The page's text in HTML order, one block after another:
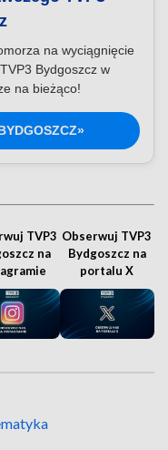
na wyciągnięcie
Bydgoszcz w
na bieżąco!
TVP3
na
Obserwuj TVP3
Bydgoszcz na
portalu X